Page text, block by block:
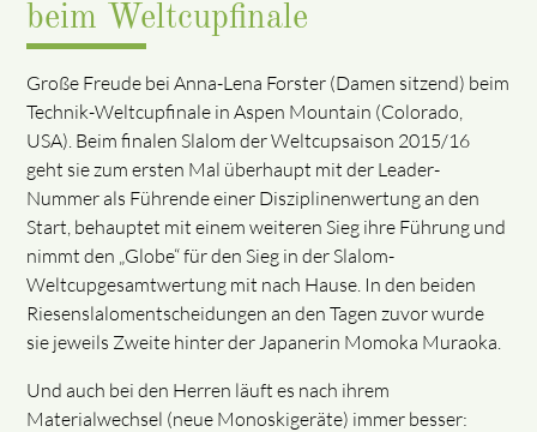
beim Weltcupfinale
Große Freude bei Anna-Lena Forster (Damen sitzend) beim
Technik-Weltcupfinale in Aspen Mountain (Colorado,
USA). Beim finalen Slalom der Weltcupsaison 2015/16
geht sie zum ersten Mal überhaupt mit der Leader-
Nummer als Führende einer Disziplinenwertung an den
Start, behauptet mit einem weiteren Sieg ihre Führung und
nimmt den „Globe“ für den Sieg in der Slalom-
Weltcupgesamtwertung mit nach Hause. In den beiden
Riesenslalomentscheidungen an den Tagen zuvor wurde
sie jeweils Zweite hinter der Japanerin Momoka Muraoka.
Und auch bei den Herren läuft es nach ihrem
Materialwechsel (neue Monoskigeräte) immer besser: